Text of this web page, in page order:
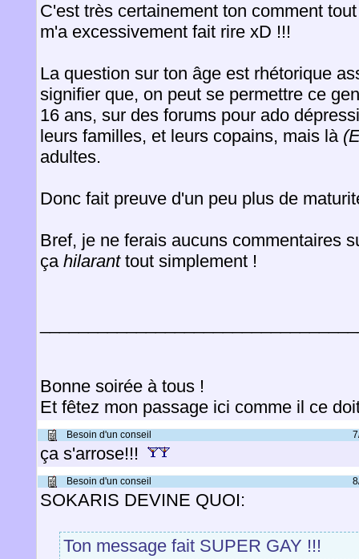
C'est très certainement ton comment
m'a excessivement fait rire xD !!!
La question sur ton âge est rhétorique
signifier que, on peut se permettre ce
16 ans, sur des forums pour ado
leurs familles, et leurs copains, mais là
adultes.
Donc fait preuve d'un peu plus de
Bref, je ne ferais aucuns commentaires
ça hilarant tout simplement !
Bonne soirée à tous !
Et fêtez mon passage ici comme il ce
Besoin d'un conseil
ça s'arrose!!!
Besoin d'un conseil
SOKARIS DEVINE QUOI:
Ton message fait SUPER GAY !!!